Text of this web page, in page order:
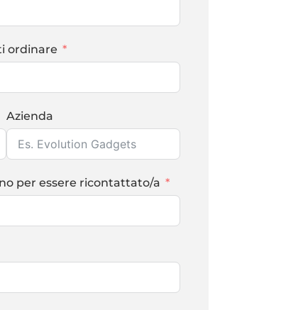
ordinare
Azienda
per essere ricontattato/a